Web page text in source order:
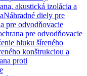
akustická izolácia a
Náhradné diely pre
pre odvodňovacie
pre odvodňovacie
hluku šíreného
konštrukciou a
proti